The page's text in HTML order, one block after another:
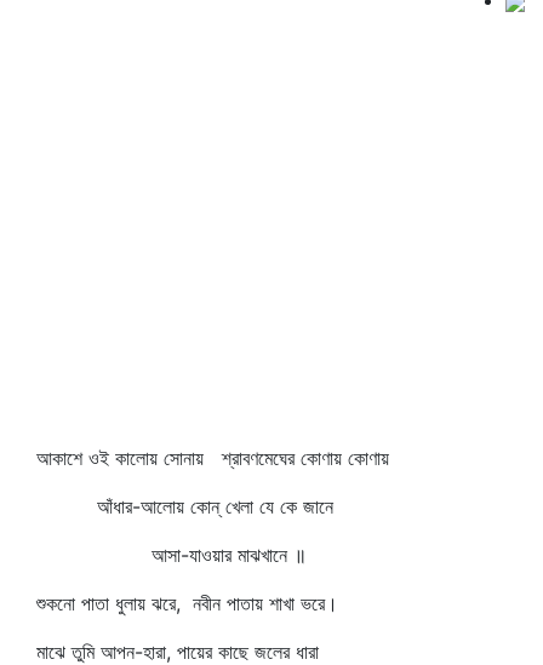
আকাশে ওই কালোয় সোনায় শ্রাবণমেঘের কোণায় কোণায়
আঁধার-আলোয় কোন্‌ খেলা যে কে জানে
আসা-যাওয়ার মাঝখানে ॥
শুকনো পাতা ধুলায় ঝরে, নবীন পাতায় শাখা ভরে।
মাঝে তুমি আপন-হারা, পায়ের কাছে জলের ধারা